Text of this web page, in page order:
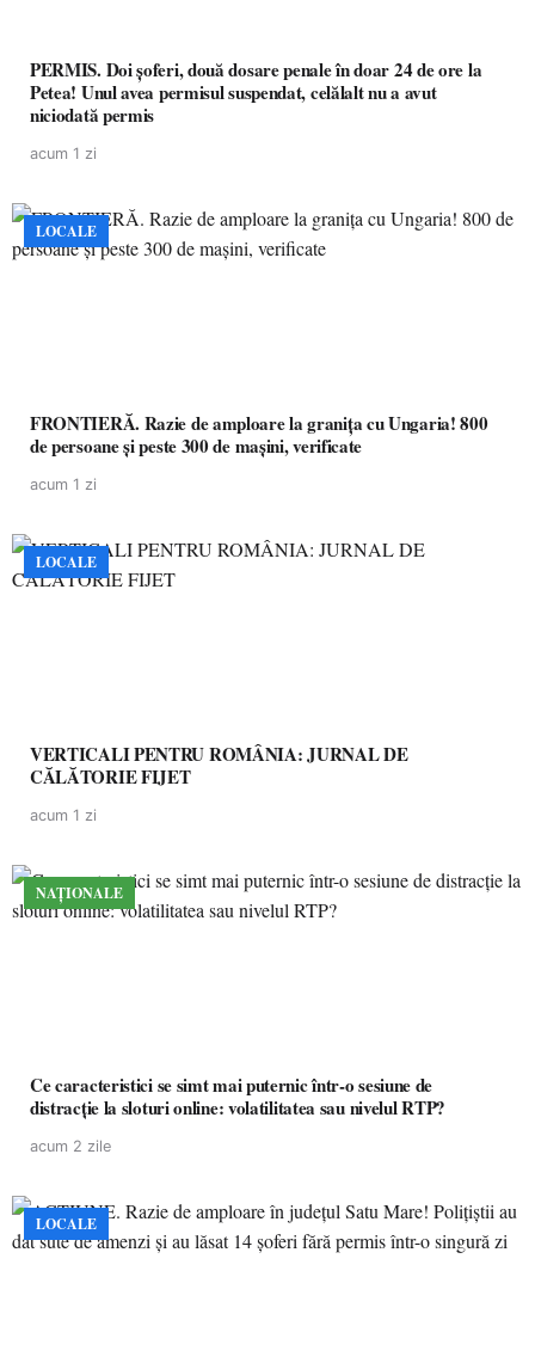
PERMIS. Doi șoferi, două dosare penale în doar 24 de ore la
Petea! Unul avea permisul suspendat, celălalt nu a avut
niciodată permis
acum 1 zi
LOCALE
FRONTIERĂ. Razie de amploare la granița cu Ungaria! 800
de persoane și peste 300 de mașini, verificate
acum 1 zi
LOCALE
VERTICALI PENTRU ROMÂNIA: JURNAL DE
CĂLĂTORIE FIJET
acum 1 zi
NAȚIONALE
Ce caracteristici se simt mai puternic într-o sesiune de
distracție la sloturi online: volatilitatea sau nivelul RTP?
acum 2 zile
LOCALE